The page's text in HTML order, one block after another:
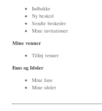
Indbakke
Ny besked
Sendte beskeder
Mine invitationer
Mine venner
Tilføj venner
Fans og Idoler
Mine fans
Mine idoler